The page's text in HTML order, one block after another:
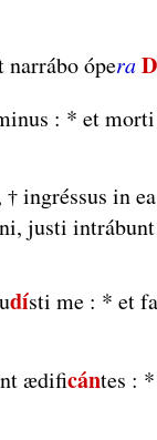
narrábo ópera
: * et
† ingréssus in
justi
dísti me : * et
ædificántes : *